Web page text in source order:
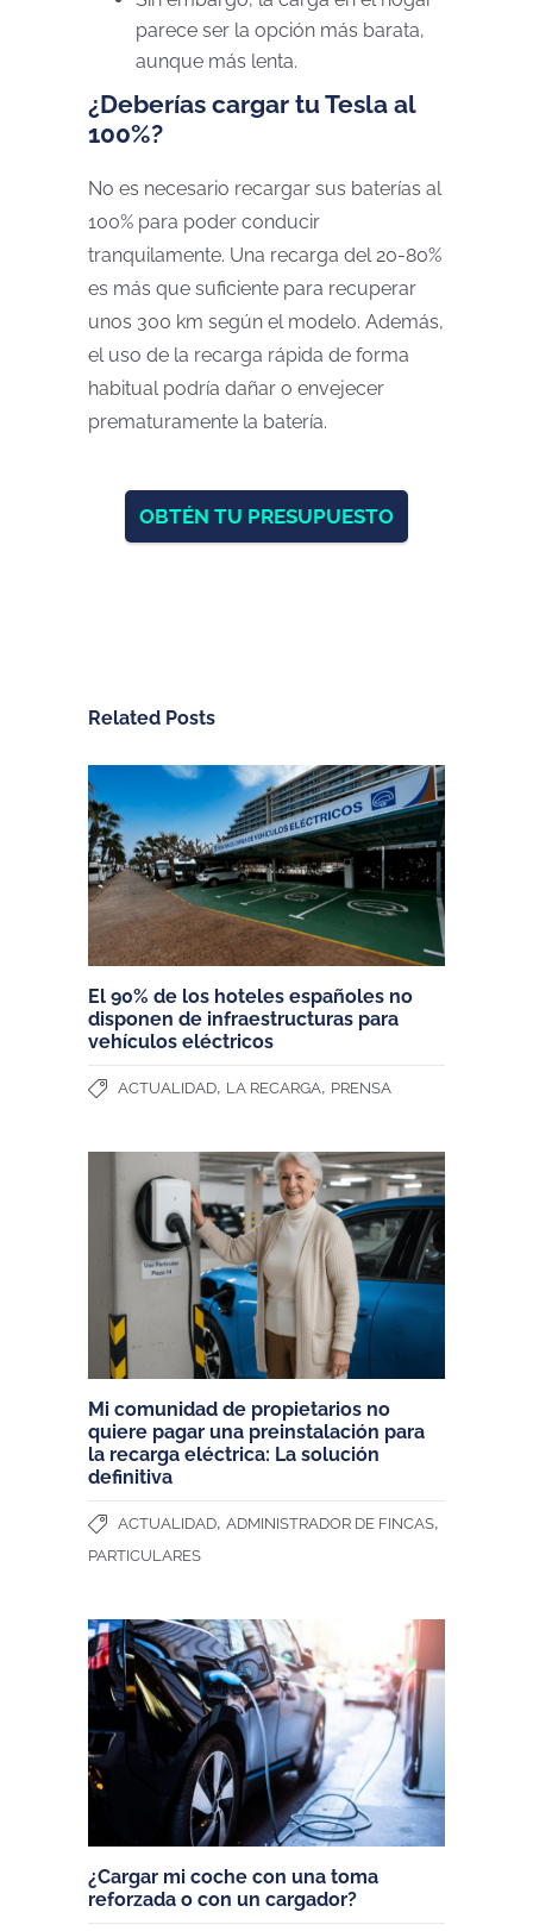
parece ser la opción más barata,
aunque más lenta.
¿Deberías cargar tu Tesla al
100%?
No es necesario recargar sus baterías al
100% para poder conducir
tranquilamente. Una recarga del 20-80%
es más que suficiente para recuperar
unos 300 km según el modelo. Además,
el uso de la recarga rápida de forma
habitual podría dañar o envejecer
prematuramente la batería.
OBTÉN TU PRESUPUESTO
Related Posts
El 90% de los hoteles españoles no
disponen de infraestructuras para
vehículos eléctricos
ACTUALIDAD, LA RECARGA, PRENSA
Mi comunidad de propietarios no
quiere pagar una preinstalación para
la recarga eléctrica: La solución
definitiva
ACTUALIDAD, ADMINISTRADOR DE FINCAS,
PARTICULARES
¿Cargar mi coche con una toma
reforzada o con un cargador?